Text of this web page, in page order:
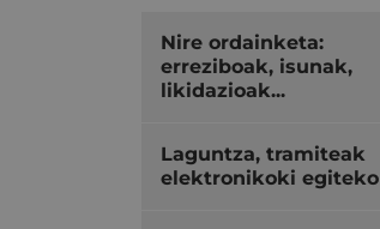
Nire ordainketa:
erreziboak, isunak,
likidazioak...
Laguntza, tramiteak
elektronikoki egiteko